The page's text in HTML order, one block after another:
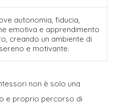
autonomia, fiducia,
emotiva e apprendimento
creando un ambiente di
e motivante.
non è solo una
e proprio percorso di